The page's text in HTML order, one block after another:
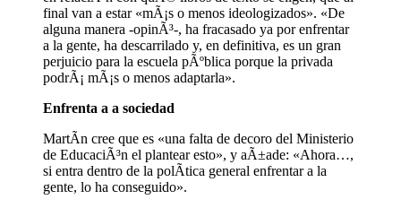
final van a estar «mÃ¡s o menos ideologizados». «De
alguna manera -opinÃ³-, ha fracasado ya por enfrentar
a la gente, ha descarrilado y, en definitiva, es un gran
perjuicio para la escuela pÃºblica porque la privada
podrÃ¡ mÃ¡s o menos adaptarla».
Enfrenta a a sociedad
MartÃ­n cree que es «una falta de decoro del Ministerio
de EducaciÃ³n el plantear esto», y aÃ±ade: «Ahora…,
si entra dentro de la polÃ­tica general enfrentar a la
gente, lo ha conseguido».